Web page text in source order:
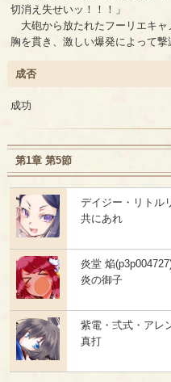
切消え失せいッ！！！」
大砲から放たれたフーリエキャ
胸を貫き、激しい爆発によって撃
成否
成功
第1章 第5節
デイジー・リトル
共にあれ
炎堂 焔
炎の御子
紫電・弍式・アレ
真打